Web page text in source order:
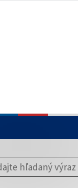
NA NOVEJ
OTVORÍ NA NOVEJ
OTVORÍ NA NOVEJ